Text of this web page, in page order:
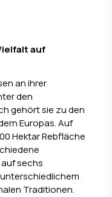
auf
an ihrer
den
gehört sie zu den
Europas. Auf
Hektar Rebfläche
sechs
Traditionen.